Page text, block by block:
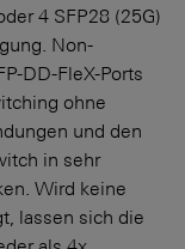
4 SFP28 (25G)
Non-
DD-FleX-Ports
ohne
und den
in sehr
Wird keine
lassen sich die